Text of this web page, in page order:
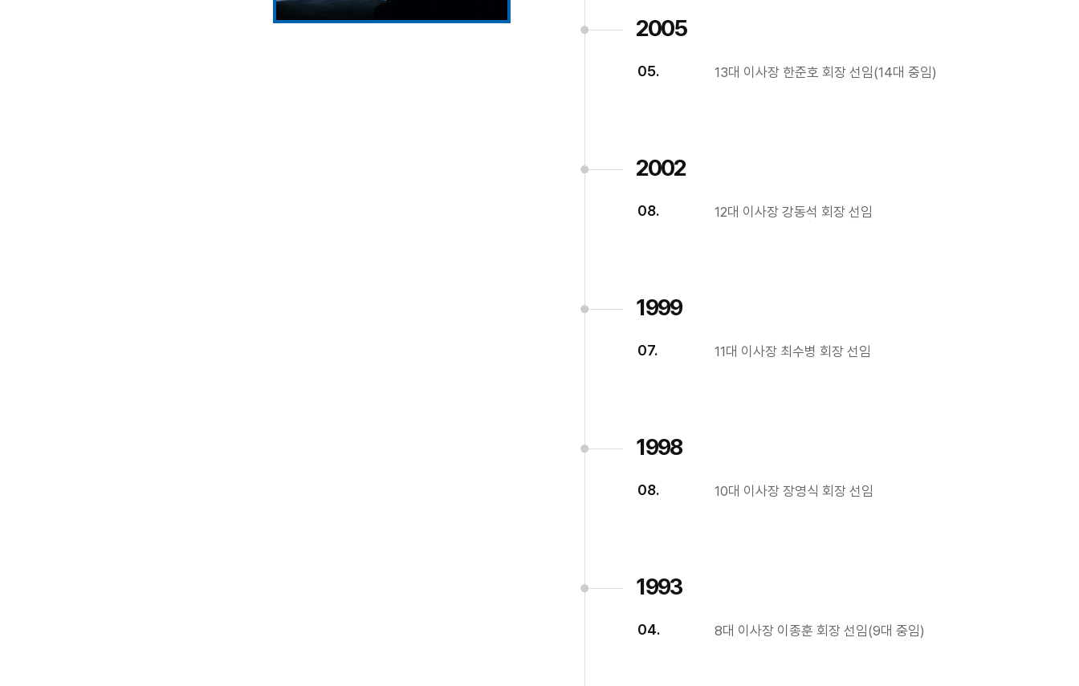
2005
05. 13대 이사장 한준호 회장 선임(14대 중임)
2002
08. 12대 이사장 강동석 회장 선임
1999
07. 11대 이사장 최수병 회장 선임
1998
08. 10대 이사장 장영식 회장 선임
1993
04. 8대 이사장 이종훈 회장 선임(9대 중임)